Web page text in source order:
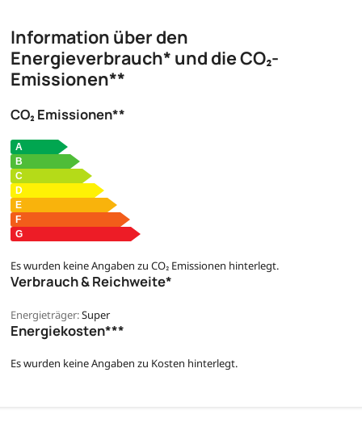
Information über den
Energieverbrauch* und die CO₂-
Emissionen**
CO₂ Emissionen**
Es wurden keine Angaben zu CO₂ Emissionen hinterlegt.
Verbrauch & Reichweite*
Energieträger:Super
Energiekosten***
Es wurden keine Angaben zu Kosten hinterlegt.